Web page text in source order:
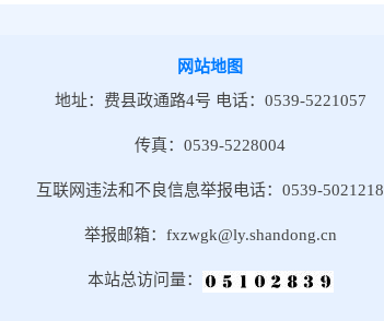
网站地图
地址：费县政通路4号 电话：0539-5221057
传真：0539-5228004
互联网违法和不良信息举报电话：0539-5021218
举报邮箱：fxzwgk@ly.shandong.cn
本站总访问量：